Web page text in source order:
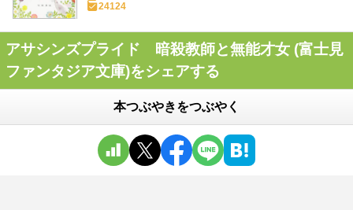
24124
アサシンズプライド 暗殺教師と無能才女 (富士見
ファンタジア文庫)をシェアする
本つぶやきをつぶやく